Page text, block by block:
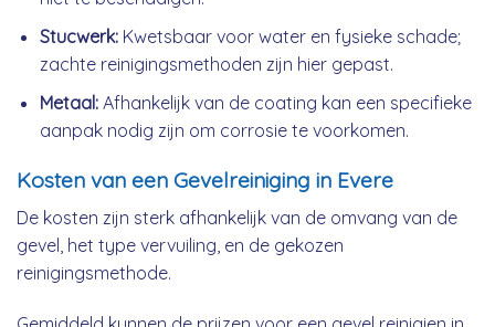
Stucwerk:Kwetsbaar voor water en fysieke schade;
zachte reinigingsmethoden zijn hier gepast.
Metaal:Afhankelijk van de coating kan een specifieke
aanpak nodig zijn om corrosie te voorkomen.
Kosten van een Gevelreiniging in Evere
De kosten zijn sterk afhankelijk van de omvang van de
gevel, het type vervuiling, en de gekozen
reinigingsmethode.